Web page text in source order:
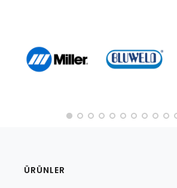
ÜRÜNLER